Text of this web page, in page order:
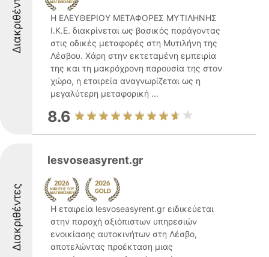
Διακριθέντες
Η ΕΛΕΥΘΕΡΙΟΥ ΜΕΤΑΦΟΡΕΣ ΜΥΤΙΛΗΝΗΣ
Ι.Κ.Ε. διακρίνεται ως βασικός παράγοντας
στις οδικές μεταφορές στη Μυτιλήνη της
Λέσβου. Χάρη στην εκτεταμένη εμπειρία
της και τη μακρόχρονη παρουσία της στον
χώρο, η εταιρεία αναγνωρίζεται ως η
μεγαλύτερη μεταφορική ...
8.6
Διακριθέντες
lesvoseasyrent.gr
Η εταιρεία lesvoseasyrent.gr ειδικεύεται
στην παροχή αξιόπιστων υπηρεσιών
ενοικίασης αυτοκινήτων στη Λέσβο,
αποτελώντας προέκταση μιας